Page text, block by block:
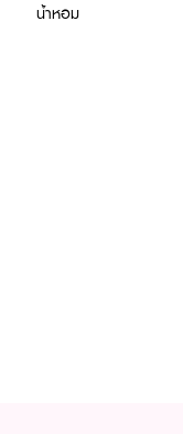
น้ำหอม